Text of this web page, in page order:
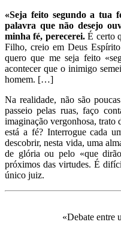
«Seja feito segundo a tua
palavra que não desejo
minha fé, perecerei.É certo
Filho, creio em Deus
quero que me seja feito
acontecer que o inimigo
homem. […]
Na realidade, não são
passeio pelas ruas, faço
imaginação vergonhosa, trato
está a fé? Interrogue cada
descobrir, nesta vida, uma
de glória ou pelo «que
próximos das virtudes. É
único juiz.
«Debate entre